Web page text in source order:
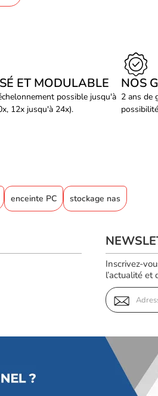
ET MODULABLE
possible jusqu'à
12x jusqu'à 24x).
NOS
2 ans de
enceinte PC stockage nas
Inscrivez-
l’actualité et